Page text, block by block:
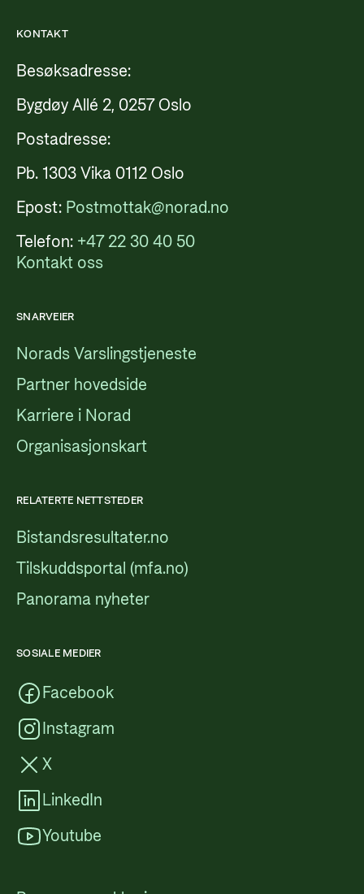
KONTAKT
Besøksadresse:
Bygdøy Allé 2, 0257 Oslo
Postadresse:
Pb. 1303 Vika 0112 Oslo
Epost: Postmottak@norad.no
Telefon: +47 22 30 40 50
Kontakt oss
SNARVEIER
Norads Varslingstjeneste
Partner hovedside
Karriere i Norad
Organisasjonskart
RELATERTE NETTSTEDER
Bistandsresultater.no
Tilskuddsportal (mfa.no)
Panorama nyheter
SOSIALE MEDIER
Facebook
Instagram
X
LinkedIn
Youtube